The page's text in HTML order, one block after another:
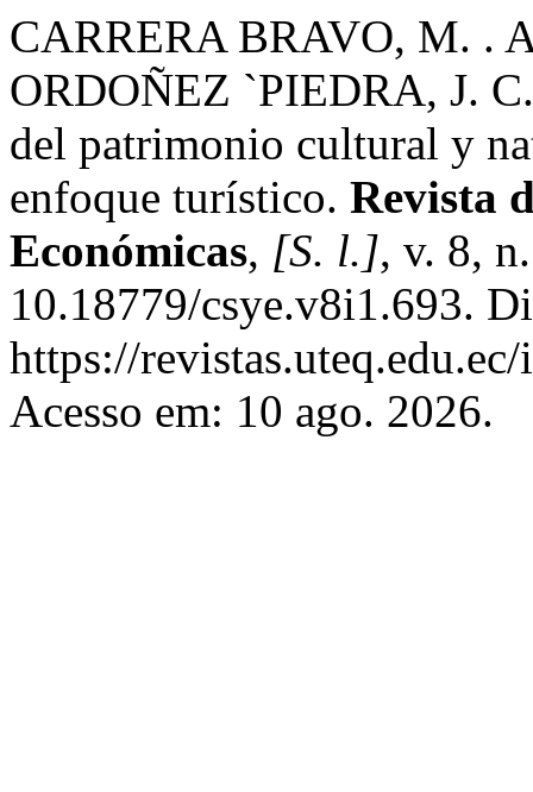
CARRERA BRAVO, M. .
ORDOÑEZ `PIEDRA, J.
del patrimonio cultural y
enfoque turístico. Revista
Económicas, [S. l.], v. 8,
10.18779/csye.v8i1.693.
https://
Acesso em: 10 ago. 2026.